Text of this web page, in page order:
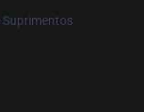
Suprimentos